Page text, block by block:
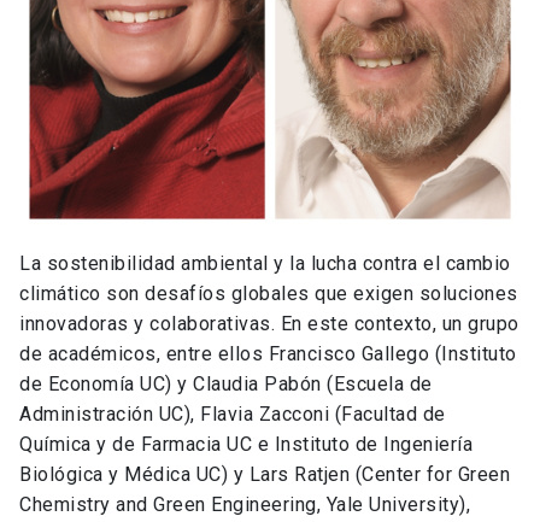
La sostenibilidad ambiental y la lucha contra el cambio
climático son desafíos globales que exigen soluciones
innovadoras y colaborativas. En este contexto, un grupo
de académicos, entre ellos Francisco Gallego (Instituto
de Economía UC) y Claudia Pabón (Escuela de
Administración UC), Flavia Zacconi (Facultad de
Química y de Farmacia UC e Instituto de Ingeniería
Biológica y Médica UC) y Lars Ratjen (Center for Green
Chemistry and Green Engineering, Yale University),